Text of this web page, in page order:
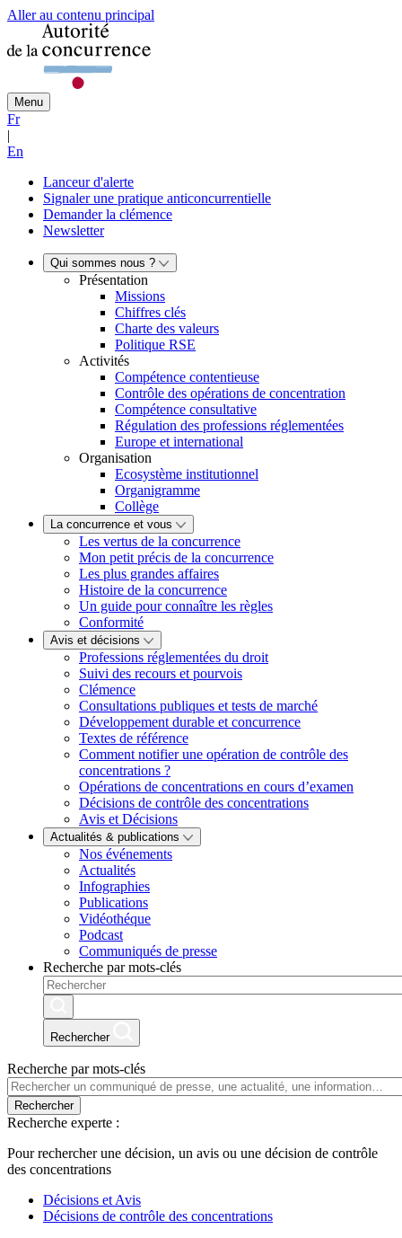
Aller au contenu principal
Menu
Fr
|
En
Lanceur d'alerte
Signaler une pratique anticoncurrentielle
Demander la clémence
Newsletter
Qui sommes nous ?
Présentation
Missions
Chiffres clés
Charte des valeurs
Politique RSE
Activités
Compétence contentieuse
Contrôle des opérations de concentration
Compétence consultative
Régulation des professions réglementées
Europe et international
Organisation
Ecosystème institutionnel
Organigramme
Collège
La concurrence et vous
Les vertus de la concurrence
Mon petit précis de la concurrence
Les plus grandes affaires
Histoire de la concurrence
Un guide pour connaître les règles
Conformité
Avis et décisions
Professions réglementées du droit
Suivi des recours et pourvois
Clémence
Consultations publiques et tests de marché
Développement durable et concurrence
Textes de référence
Comment notifier une opération de contrôle des
concentrations ?
Opérations de concentrations en cours d’examen
Décisions de contrôle des concentrations
Avis et Décisions
Actualités & publications
Nos événements
Actualités
Infographies
Publications
Vidéothéque
Podcast
Communiqués de presse
Recherche par mots-clés
Rechercher
Recherche par mots-clés
Rechercher
Recherche experte :
Pour rechercher une décision, un avis ou une décision de contrôle
des concentrations
Décisions et Avis
Décisions de contrôle des concentrations